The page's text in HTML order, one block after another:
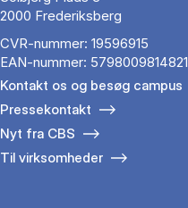
2000 Frederiksberg
CVR-nummer: 19596915
EAN-nummer: 5798009814821
Kontakt os og besøg campus
Pressekontakt
Nyt fra CBS
Til virksomheder